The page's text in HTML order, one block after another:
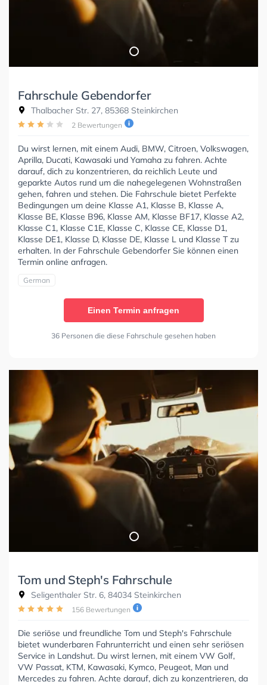
Fahrschule Gebendorfer
Thalbacher Str. 27, 85368 Steinkirchen
2 Bewertungen
Du wirst lernen, mit einem Audi, BMW, Citroen, Volkswagen,
Aprilla, Ducati, Kawasaki und Yamaha zu fahren. Achte
darauf, dich zu konzentrieren, da reichlich Leute und
geparkte Autos rund um die nahegelegenen Wohnstraßen
gehen, fahren und stehen. Die Fahrschule bietet Perfekte
Bedingungen um deine Klasse A1, Klasse B, Klasse A,
Klasse BE, Klasse B96, Klasse AM, Klasse BF17, Klasse A2,
Klasse C1, Klasse C1E, Klasse C, Klasse CE, Klasse D1,
Klasse DE1, Klasse D, Klasse DE, Klasse L und Klasse T zu
erhalten. In der Fahrschule Gebendorfer Sie können einen
Termin online anfragen.
German
Einen Termin anfragen
36 Personen die diese Fahrschule gesehen haben
Tom und Steph's Fahrschule
Seligenthaler Str. 6, 84034 Steinkirchen
156 Bewertungen
Die seriöse und freundliche Tom und Steph's Fahrschule
bietet wunderbaren Fahrunterricht und einen sehr seriösen
Service in Landshut. Du wirst lernen, mit einem VW Golf,
VW Passat, KTM, Kawasaki, Kymco, Peugeot, Man und
Mercedes zu fahren. Achte darauf, dich zu konzentrieren, da